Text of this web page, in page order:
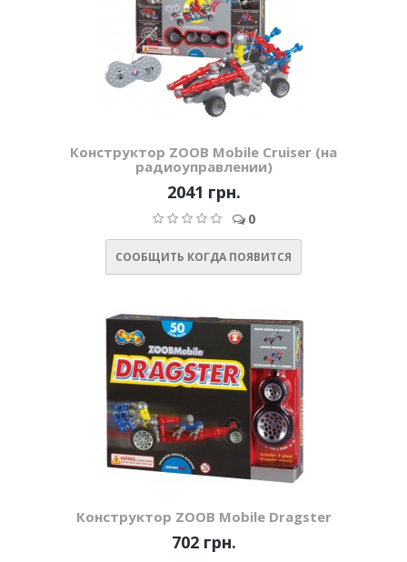
Конструктор ZOOB Mobile Cruiser (на
радиоуправлении)
2041 грн.
0
СООБЩИТЬ КОГДА ПОЯВИТСЯ
Конструктор ZOOB Mobile Dragster
702 грн.